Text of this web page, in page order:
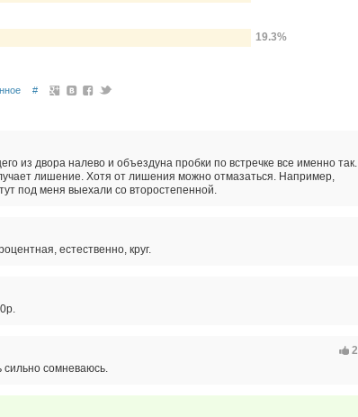
19.3%
#
из двора налево и объездуна пробки по встречке все именно так.
лишение. Хотя от лишения можно отмазаться. Например,
под меня выехали со второстепенной.
естественно, круг.
2
сомневаюсь.